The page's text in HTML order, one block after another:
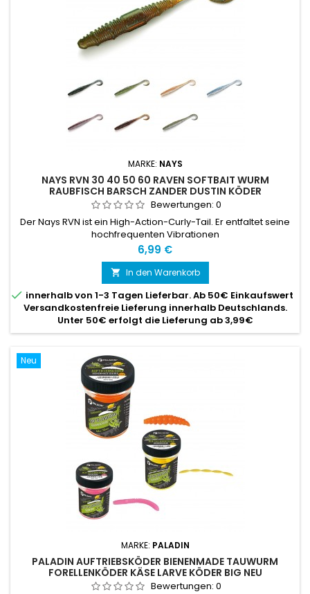
MARKE: NAYS
NAYS RVN 30 40 50 60 RAVEN SOFTBAIT WURM
RAUBFISCH BARSCH ZANDER DUSTIN KÖDER
Bewertungen: 0
Der Nays RVN ist ein High-Action-Curly-Tail. Er entfaltet seine
hochfrequenten Vibrationen
Preis
6,99 €
 In den Warenkorb
 innerhalb von 1-3 Tagen Lieferbar. Ab 50€ Einkaufswert
Versandkostenfreie Lieferung innerhalb Deutschlands.
Unter 50€ erfolgt die Lieferung ab 3,99€
Neu
MARKE: PALADIN
PALADIN AUFTRIEBSKÖDER BIENENMADE TAUWURM
FORELLENKÖDER KÄSE LARVE KÖDER BIG NEU
Bewertungen: 0